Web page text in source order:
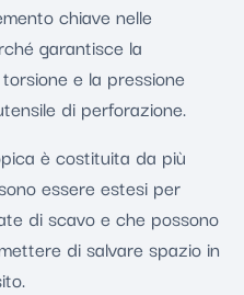
chiave nelle
garantisce la
e la pressione
di perforazione.
è costituita da più
essere estesi per
di scavo e che possono
di salvare spazio in